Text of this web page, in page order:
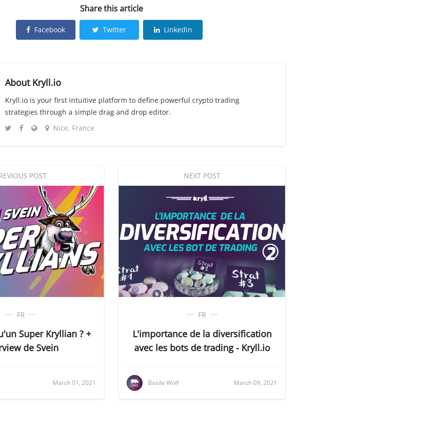
Share this article
Facebook Twitter Linkedin
About Kryll.io
Kryll.io is your first intuitive platform to define powerful crypto trading
strategies through a simple drag and drop editor.
Nice, France
POST
FR
Super Kryllian ? +
de Svein
March 01, 2021
NEXT POST
FR
L'importance de la diversification
avec les bots de trading - Kryll.io
Basile Wolf March 09, 2021